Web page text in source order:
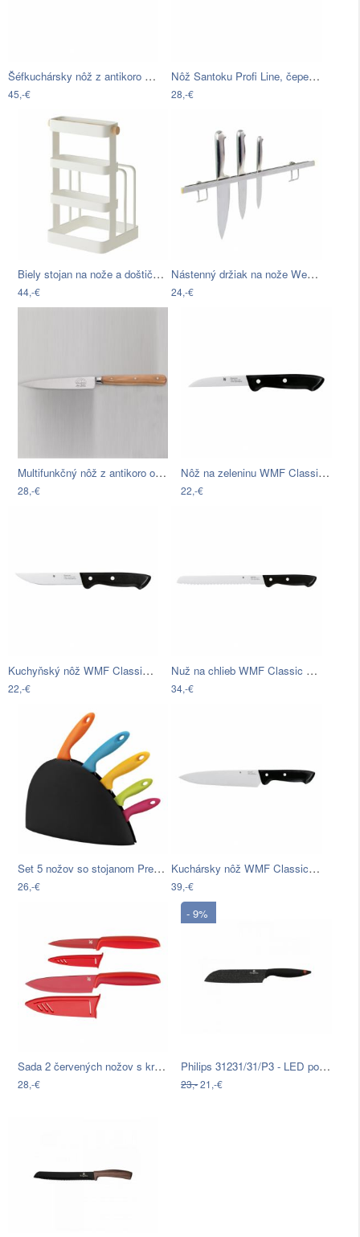
Šéfkuchársky nôž z antikoro ocele Jean…
45,-€
Nôž Santoku Profi Line, čepeľ: 17,5cm
28,-€
Biely stojan na nože a doštičky na…
44,-€
Nástenný držiak na nože Wenko Knife…
24,-€
Multifunkčný nôž z antikoro ocele Jean…
28,-€
Nôž na zeleninu WMF Classic Line, 18,5…
22,-€
Kuchyňský nôž WMF Classic Line, 25 cm
22,-€
Nuž na chlieb WMF Classic Line, 34 cm
34,-€
Set 5 nožov so stojanom Premier…
26,-€
Kuchársky nôž WMF Classic Line, 34 cm
39,-€
Sada 2 červených nožov s krytom WMF…
28,-€
- 9%
Philips 31231/31/P3 - LED podlinkové…
23,-21,-€